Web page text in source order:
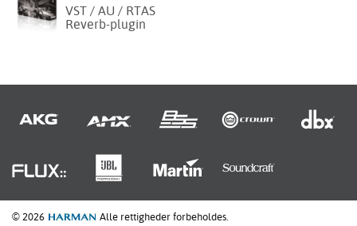
VST / AU / RTAS
Reverb-plugin
© 2026 Alle rettigheder forbeholdes.